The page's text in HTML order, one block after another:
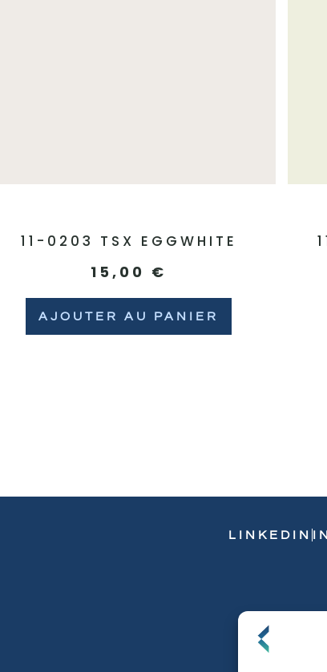
11-0203 TSX EGGWHITE
15,00 €
AJOUTER AU PANIER
LINKEDIN